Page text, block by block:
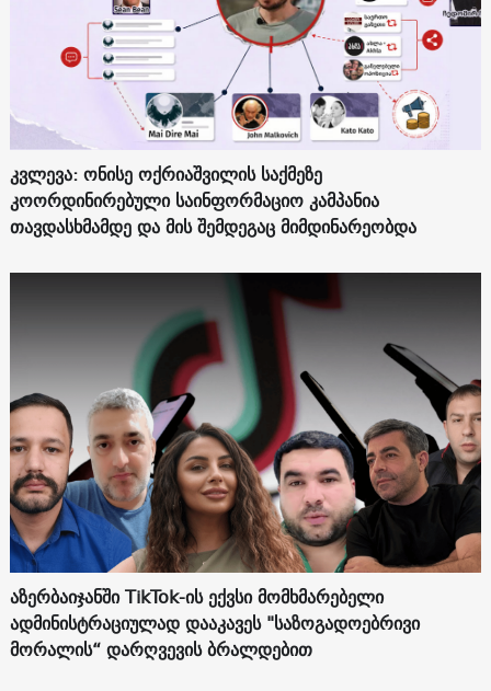
კვლევა: ონისე ოქრიაშვილის საქმეზე
კოორდინირებული საინფორმაციო კამპანია
თავდასხმამდე და მის შემდეგაც მიმდინარეობდა
აზერბაიჯანში TikTok-ის ექვსი მომხმარებელი
ადმინისტრაციულად დააკავეს "საზოგადოებრივი
მორალის“ დარღვევის ბრალდებით